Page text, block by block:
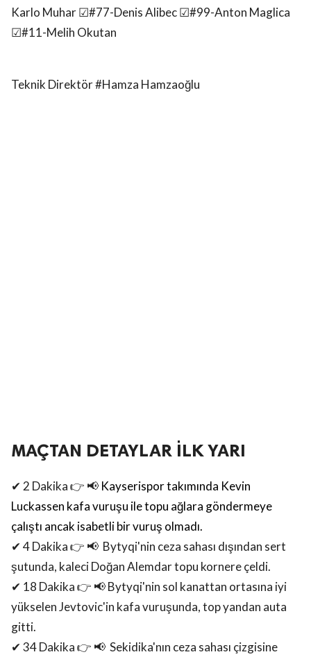
Karlo Muhar ☑#77-Denis Alibec ☑#99-Anton Maglica
☑#11-Melih Okutan
Teknik Direktör #Hamza Hamzaoğlu
MAÇTAN DETAYLAR İLK YARI
✔ 2 Dakika 👉 📢 Kayserispor takımında Kevin
Luckassen kafa vuruşu ile topu ağlara göndermeye
çalıştı ancak isabetli bir vuruş olmadı.
✔ 4 Dakika 👉 📢 Bytyqi'nin ceza sahası dışından sert
şutunda, kaleci Doğan Alemdar topu kornere çeldi.
✔ 18 Dakika 👉 📢Bytyqi'nin sol kanattan ortasına iyi
yükselen Jevtovic'in kafa vuruşunda, top yandan auta
gitti.
✔ 34 Dakika 👉 📢 Sekidika'nın ceza sahası çizgisine